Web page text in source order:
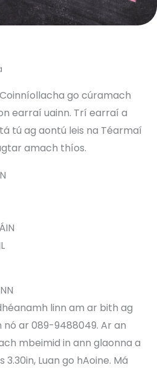
go cúramach
earraí uainn. Trí earraí a
tú ag aontú leis na Téarmaí
amach thíos.
linn am ar bith ag
ar 089-9488049. Ar an
mbeimid in ann glaonna a
Luan go hAoine. Má